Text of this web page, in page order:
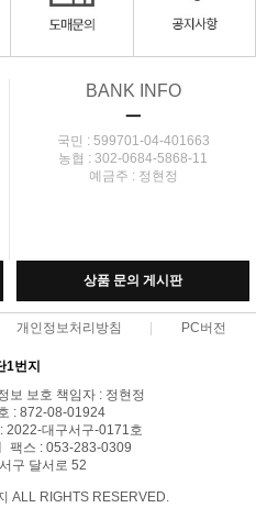
BANK INFO
ㅡ
국민 : 599701-04-401663
농협 : 302-0684-5868-11
예금주 : 정현정
상품 문의 게시판
개인정보처리방침 PC버전
1번지
보 보호 책임자 : 정현정
: 872-08-01924
2022-대구서구-0171호
팩스 : 053-283-0309
구 달서로 52
ALL RIGHTS RESERVED.